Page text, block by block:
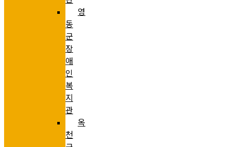
영
동
군
장
애
인
복
지
관
옥
천